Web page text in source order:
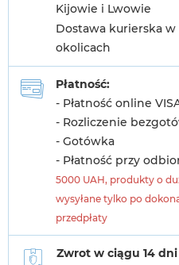
Kijowie i Lwowie
Dostawa kurierska
okolicach
Płatność:
- Płatność online
- Rozliczenie
- Gotówka
- Płatność przy
5000 UAH, produkty o
wysyłane tylko po
przedpłaty
Zwrot w ciągu 14 dni